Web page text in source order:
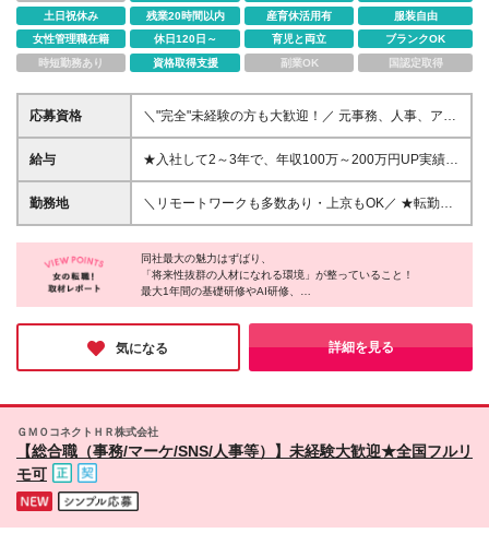
土日祝休み
残業20時間以内 産育休活用有
服装自由
女性管理職在籍
休日120日～ 育児と両立
ブランクOK
時短勤務あり
資格取得支援 副業OK 国認定取得
応募資格
＼"完全"未経験の方も大歓迎！／ 元事務、人事、アパ
レル、飲食、営業、保育士、エステティシャンなど…
様々な方が活躍されています◎ ◆未経験歓迎！文系
＼未経験から…／ ★手に職付けたい方 ┗ChatGPと対
話したことがある人は尚歓迎！ ★SNSやWebなど好
方 ┗お客様とMTGをしたり、コミュニケーションを
取る機会が多いので、 コミュニケーション力が活
かせます！ ◎約9割が完全未経験！ ◎学歴・職歴・転
職回数は一切問いません ≪活躍中の社員について≫
平均年齢27歳＆20代～30代の若手メインで活躍中◎
未経験者をできるだけ多く、複数名採用しています！
給与
★入社して2～3年で、年収100万～200万円UP実績あ
り★ 月給30万円～80万円以上＋賞与年2回 └固定残業
代（月20時間分／2万9300円）含む。超過分は別途全
50万円 └固定残業代（月20時間分／2万9300円～4万
3700円以上）含む。 ※超過分は別途全額支給します
★IT業界経験者、もしくは独学でITについて学ばれて
24.7万円～
勤務地
＼リモートワークも多数あり・上京もOK／ ★転勤な
し／希望を考慮★ 現在”全国”への展開を進めており、
全国各地で募集中！ 一都三県、関東、中部、関西、
中国、九州など多数 【本社】東京都渋谷区渋谷3-3-
5 NBF渋谷イースト2F ゆくゆくは… ☆フルリモー
トワーク ☆フレックス ☆フリーランス ☆副業で稼
ぐ などもOK ◆リモートワーク実施中 ※プロジェク
トによって変動あり ◆U・Iターン歓迎 ◆直行直帰可
◆上京支援制度を活用し、初めての上京もサポート！
成長企業なんです◎ 「経験を積み、いずれは地元に
戻って活躍したい」 そんな方でも活躍できます！ ＼
同社最大の魅力はずばり、
「将来性抜群の人材になれる環境」が整っていること！
最大1年間の基礎研修やAI研修、
専属メンターの伴走に加え、
配属後のフォロー体制も万全。
さらに、クリエイターやエンジニア等へ
柔軟にジョブチェンジできる選択肢の多さも驚きでした！
「同社なら間違いなく充実したキャリアが築ける」と確信できる
少しでも気になった方は、ぜひお気軽にご応募してみてはいかが
気になる 詳細を見る
ＧＭＯコネクトＨＲ株式会社
【総合職（事務/マーケ/SNS/人事等）】未経験大歓迎★全国フルリ
モ可